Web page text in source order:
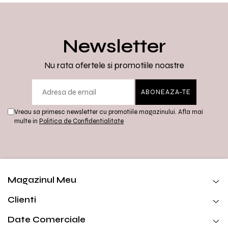
Newsletter
Nu rata ofertele si promotiile noastre
Vreau sa primesc newsletter cu promotiile magazinului. Afla mai
multe in Politica de Confidentialitate
Magazinul Meu
Clienti
Date Comerciale